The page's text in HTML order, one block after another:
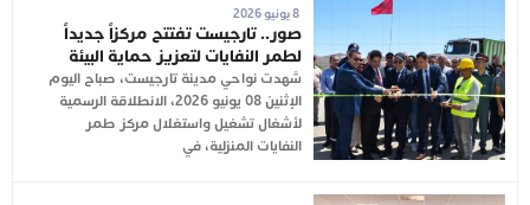
8 يونيو 2026
صور.. تارجيست تفتتح مركزاً جديداً
لطمر النفايات لتعزيز حماية البيئة
شهدت نواحي مدينة تارجيست، صباح اليوم
الإثنين 08 يونيو 2026، الانطلاقة الرسمية
لأشغال تشغيل واستغلال مركز طمر
النفايات المنزلية، في